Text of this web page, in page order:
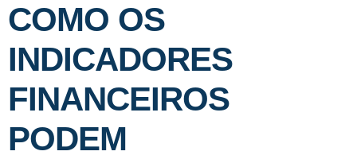
COMO OS
INDICADORES
FINANCEIROS
PODEM